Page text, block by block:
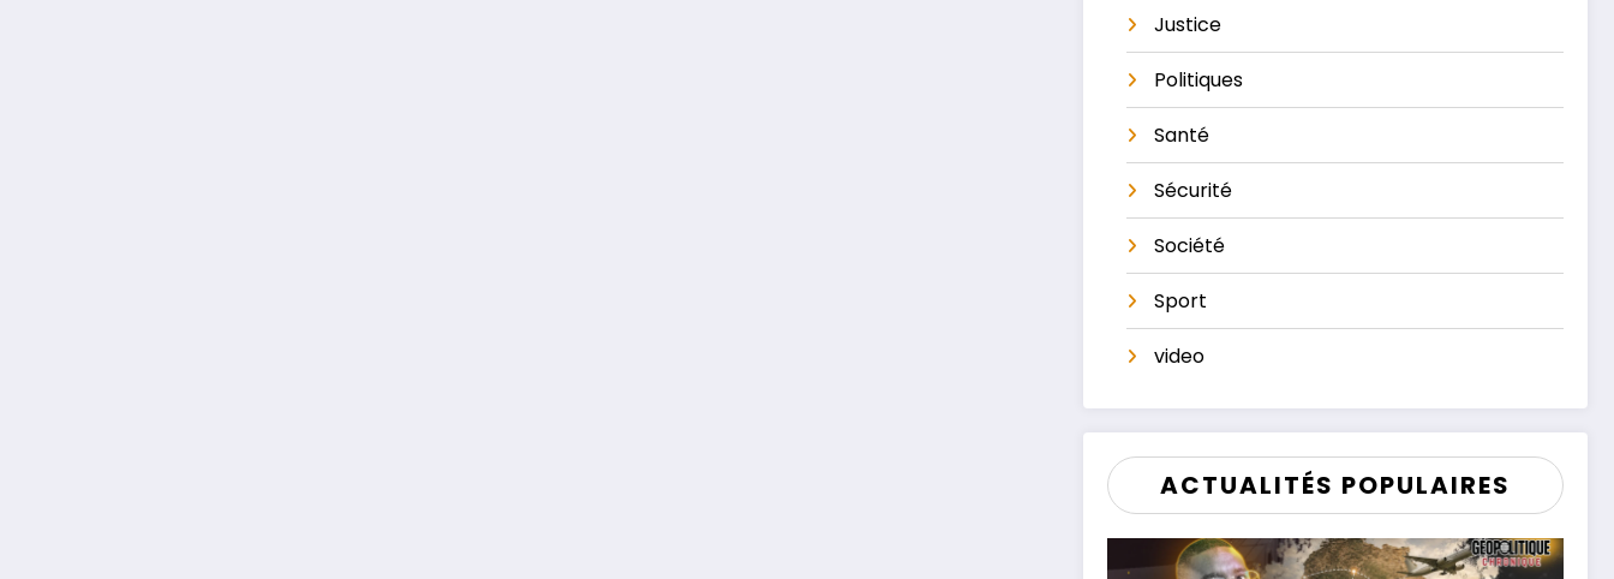
Justice
Politiques
Santé
Sécurité
Société
Sport
video
ACTUALITÉS POPULAIRES